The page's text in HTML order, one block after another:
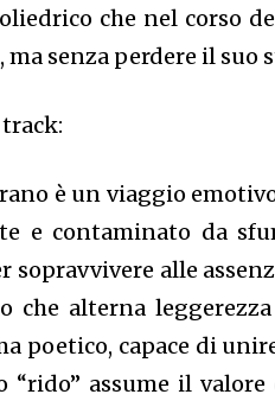
che nel corso
ma senza perdere il suo
è un viaggio
e contaminato da
sopravvivere alle
che alterna
poetico, capace di
“rido” assume il